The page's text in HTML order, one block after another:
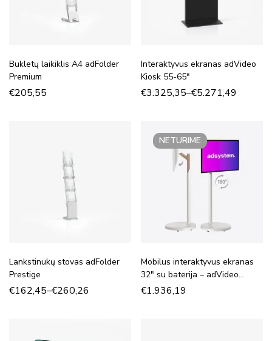
Bukletų laikiklis A4 adFolder
Premium
€205,55
Interaktyvus ekranas adVideo
Kiosk 55-65″
€3.325,35–€5.271,49
Lankstinukų stovas adFolder
Prestige
€162,45–€260,26
NETURIME
Mobilus interaktyvus ekranas
32″ su baterija – adVideo
Stand 32″
€1.936,19